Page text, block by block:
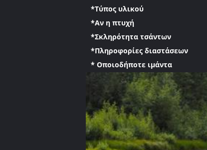
*Τύπος υλικού
*Αν η πτυχή
*Σκληρότητα τσάντων
*Πληροφορίες διαστάσεων
* Οποιοδήποτε ιμάντα